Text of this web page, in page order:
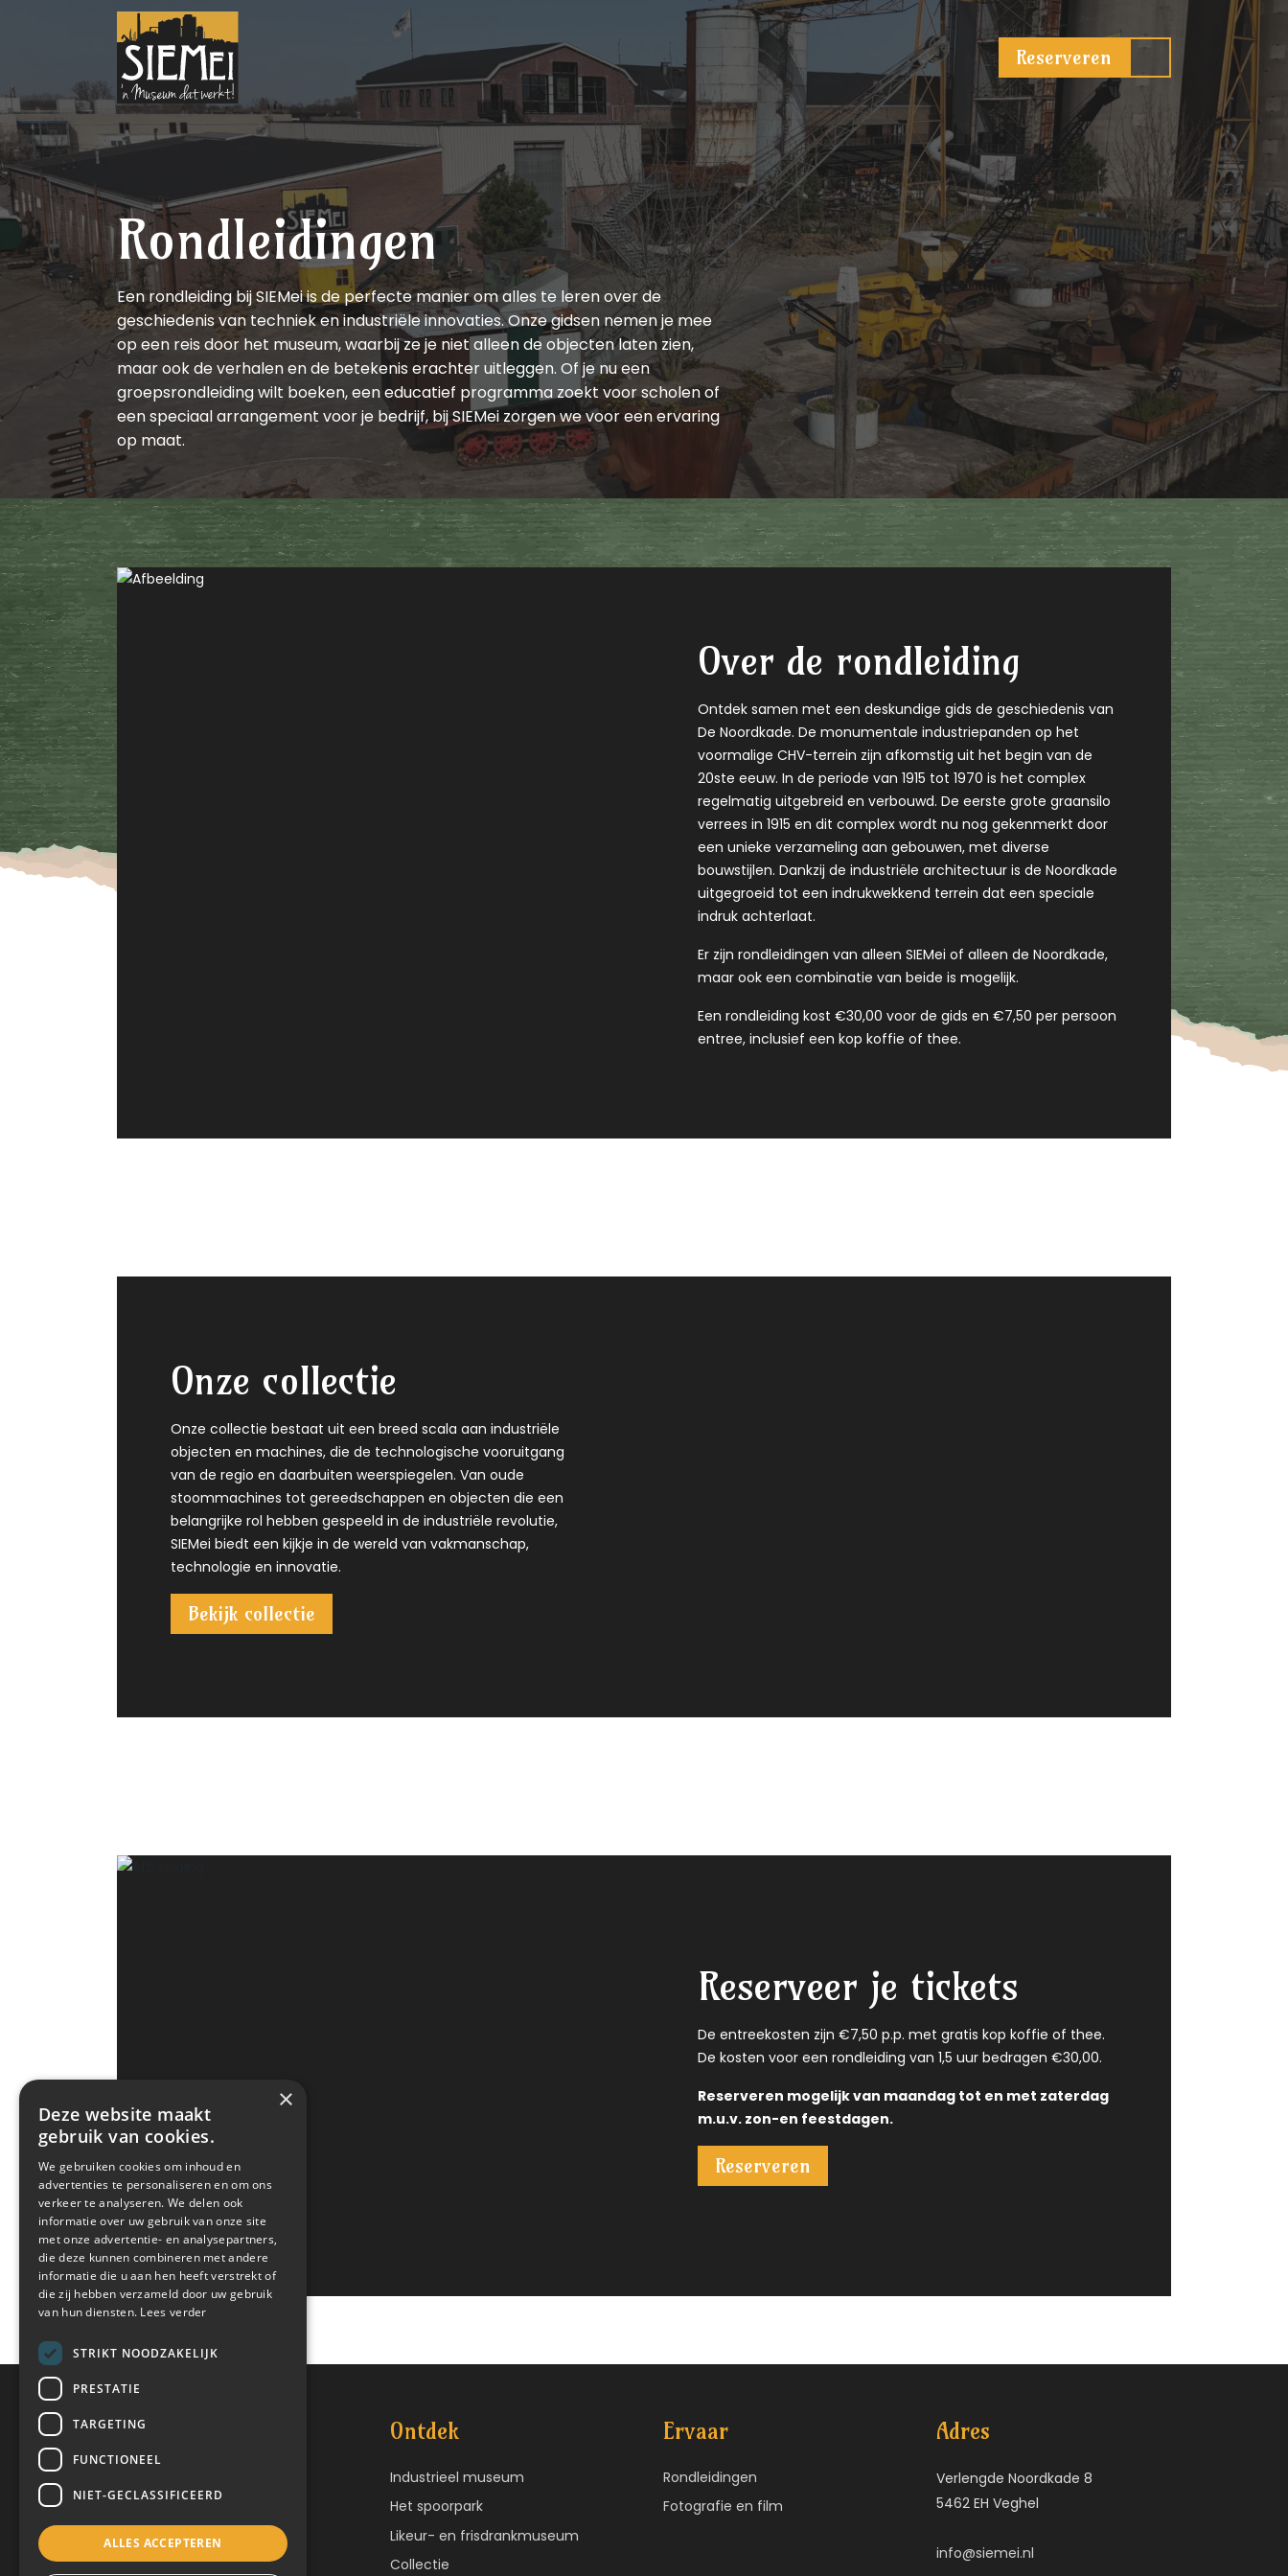
Reserveren
Rondleidingen
Een rondleiding bij SIEMei is de perfecte manier om alles te leren over de
geschiedenis van techniek en industriële innovaties. Onze gidsen nemen je mee
op een reis door het museum, waarbij ze je niet alleen de objecten laten zien,
maar ook de verhalen en de betekenis erachter uitleggen. Of je nu een
groepsrondleiding wilt boeken, een educatief programma zoekt voor scholen of
een speciaal arrangement voor je bedrijf, bij SIEMei zorgen we voor een ervaring
op maat.
Over de rondleiding
Ontdek samen met een deskundige gids de geschiedenis van
De Noordkade. De monumentale industriepanden op het
voormalige CHV-terrein zijn afkomstig uit het begin van de
20ste eeuw. In de periode van 1915 tot 1970 is het complex
regelmatig uitgebreid en verbouwd. De eerste grote graansilo
verrees in 1915 en dit complex wordt nu nog gekenmerkt door
een unieke verzameling aan gebouwen, met diverse
bouwstijlen. Dankzij de industriële architectuur is de Noordkade
uitgegroeid tot een indrukwekkend terrein dat een speciale
indruk achterlaat.
Er zijn rondleidingen van alleen SIEMei of alleen de Noordkade,
maar ook een combinatie van beide is mogelijk.
Een rondleiding kost €30,00 voor de gids en €7,50 per persoon
entree, inclusief een kop koffie of thee.
Onze collectie
Onze collectie bestaat uit een breed scala aan industriële
objecten en machines, die de technologische vooruitgang
van de regio en daarbuiten weerspiegelen. Van oude
stoommachines tot gereedschappen en objecten die een
belangrijke rol hebben gespeeld in de industriële revolutie,
SIEMei biedt een kijkje in de wereld van vakmanschap,
technologie en innovatie.
Bekijk collectie
Reserveer je tickets
De entreekosten zijn €7,50 p.p. met gratis kop koffie of thee.
De kosten voor een rondleiding van 1,5 uur bedragen €30,00.
Reserveren mogelijk van maandag tot en met zaterdag
m.u.v. zon-en feestdagen.
Reserveren
Plan je bezoek Ontdek
Industrieel museum
Het spoorpark
Likeur- en frisdrankmuseum
Collectie
Ervaar
Rondleidingen
Fotografie en film
Adres
Verlengde Noordkade 8
5462 EH Veghel
info@siemei.nl
×
Deze website maakt
gebruik van cookies.
We gebruiken cookies om inhoud en
advertenties te personaliseren en om ons
verkeer te analyseren. We delen ook
informatie over uw gebruik van onze site
met onze advertentie- en analysepartners,
die deze kunnen combineren met andere
informatie die u aan hen heeft verstrekt of
die zij hebben verzameld door uw gebruik
van hun diensten. Lees verder
STRIKT NOODZAKELIJK
PRESTATIE
TARGETING
FUNCTIONEEL
NIET-GECLASSIFICEERD
ALLES ACCEPTEREN